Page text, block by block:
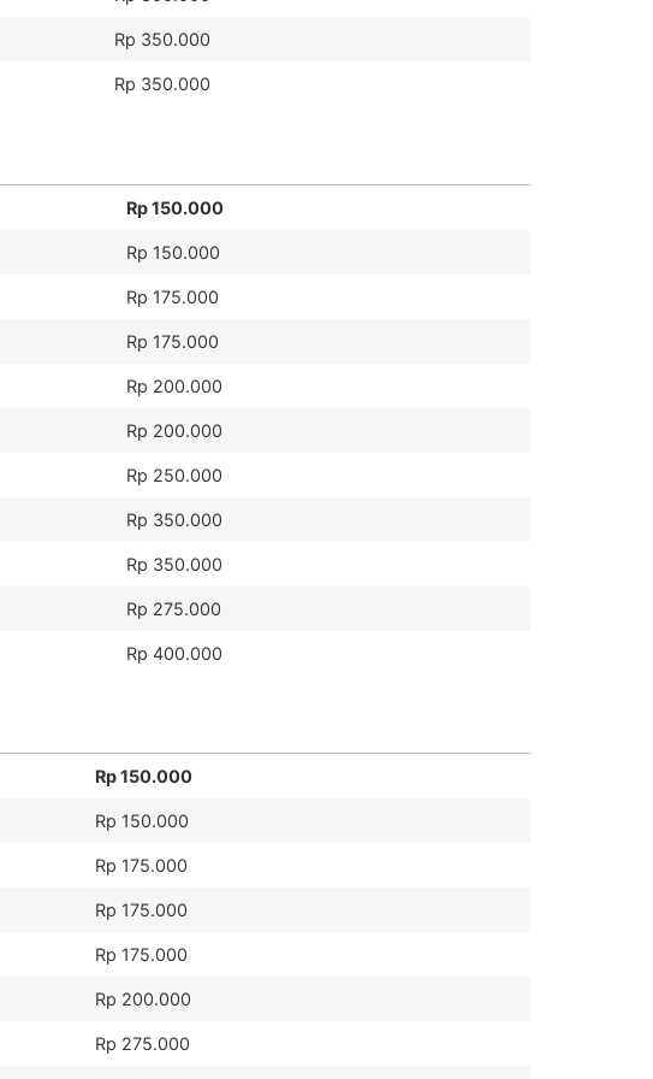
Rp 350.000
Rp 350.000
Rp 150.000
Rp 150.000
Rp 175.000
Rp 175.000
Rp 200.000
Rp 200.000
Rp 250.000
Rp 350.000
Rp 350.000
Rp 275.000
Rp 400.000
Rp 150.000
Rp 150.000
Rp 175.000
Rp 175.000
Rp 175.000
Rp 200.000
Rp 275.000